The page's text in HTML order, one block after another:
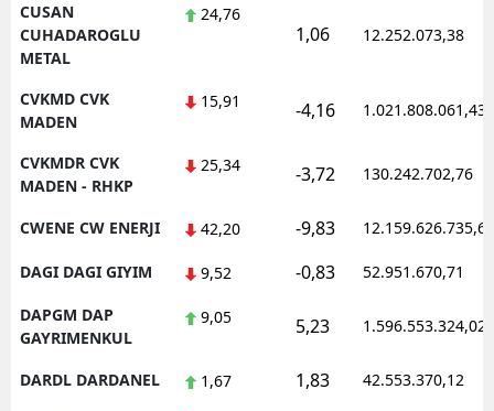
CUSAN
CUHADAROGLU
METAL
24,76
1,06 12.252.073,38
CVKMD CVK
MADEN
15,91 -4,16 1.021.808.061,43
CVKMDR CVK
MADEN - RHKP
25,34 -3,72 130.242.702,76
CWENE CW ENERJI 42,20 -9,83 12.159.626.735,62
DAGI DAGI GIYIM 9,52 -0,83 52.951.670,71
DAPGM DAP
GAYRIMENKUL
9,05 5,23 1.596.553.324,02
DARDL DARDANEL 1,67 1,83 42.553.370,12